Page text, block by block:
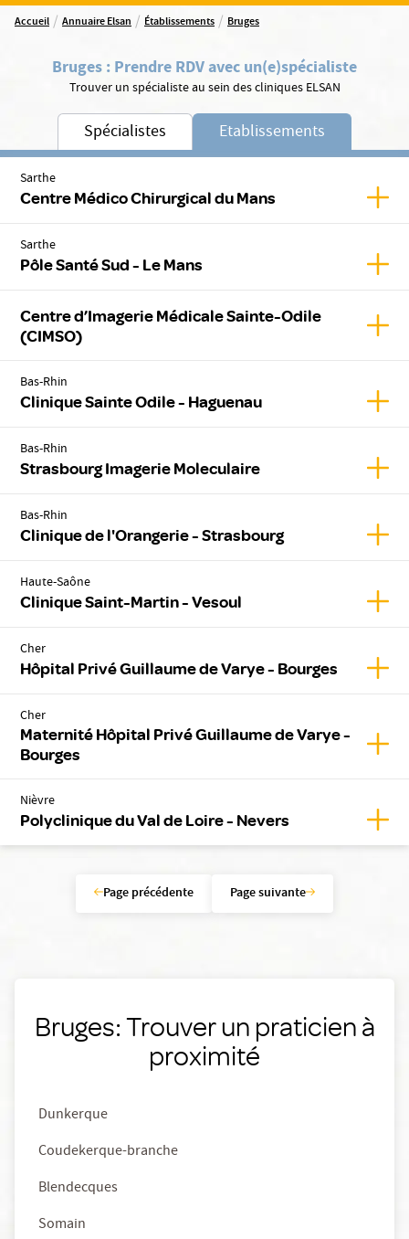
Accueil / Annuaire Elsan / Établissements / Bruges
Bruges : Prendre RDV avec un(e)spécialiste
Trouver un spécialiste au sein des cliniques ELSAN
Spécialistes Etablissements
Sarthe
Centre Médico Chirurgical du Mans
Sarthe
Pôle Santé Sud - Le Mans
Centre d’Imagerie Médicale Sainte-Odile
(CIMSO)
Bas-Rhin
Clinique Sainte Odile - Haguenau
Bas-Rhin
Strasbourg Imagerie Moleculaire
Bas-Rhin
Clinique de l'Orangerie - Strasbourg
Haute-Saône
Clinique Saint-Martin - Vesoul
Cher
Hôpital Privé Guillaume de Varye - Bourges
Cher
Maternité Hôpital Privé Guillaume de Varye -
Bourges
Nièvre
Polyclinique du Val de Loire - Nevers
Page précédente Page suivante
Bruges: Trouver un praticien à
proximité
Dunkerque
Coudekerque-branche
Blendecques
Somain